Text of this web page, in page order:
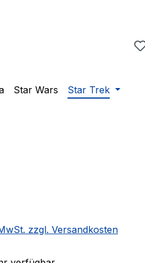
Star Wars Star Trek
zzgl. Versandkosten